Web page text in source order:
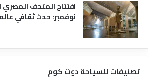
افتتاح المتحف المصري
نوفمبر: حدث ثقافي
تصنيفات للسياحة دوت كوم